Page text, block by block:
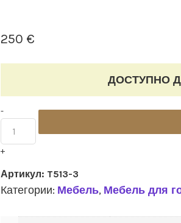
250 €
ДОСТУПНО
Угловой
"Kanwyn"
quantity
-
+
Артикул: T513-3
Категории: Мебель, Мебель для